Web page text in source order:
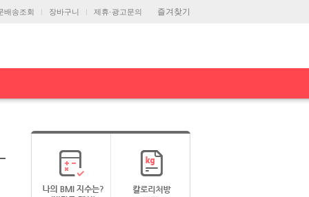
즐겨찾기
배송조회 장바구니 제휴·광고문의